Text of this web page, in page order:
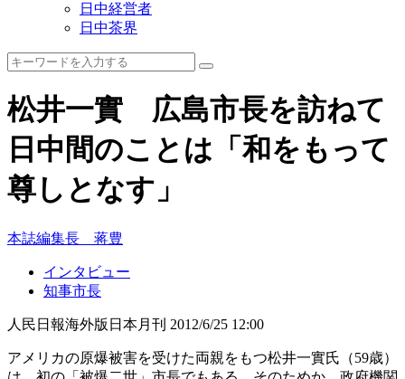
日中経営者
日中茶界
松井一實 広島市長を訪ねて
日中間のことは「和をもって
尊しとなす」
本誌編集長 蒋豊
インタビュー
知事市長
人民日報海外版日本月刊 2012/6/25 12:00
アメリカの原爆被害を受けた両親をもつ松井一實氏（59歳）